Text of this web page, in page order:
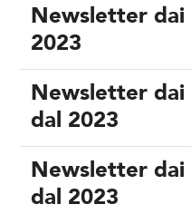
Newsletter dai
2023
Newsletter dai
dal 2023
Newsletter dai
dal 2023